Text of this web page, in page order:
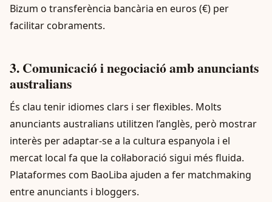
Bizum o transferència bancària en euros (€) per
facilitar cobraments.
3. Comunicació i negociació amb anunciants
australians
És clau tenir idiomes clars i ser flexibles. Molts
anunciants australians utilitzen l’anglès, però mostrar
interès per adaptar-se a la cultura espanyola i el
mercat local fa que la col·laboració sigui més fluida.
Plataformes com BaoLiba ajuden a fer matchmaking
entre anunciants i bloggers.